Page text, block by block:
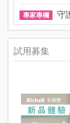
專家專欄 守
試用募集